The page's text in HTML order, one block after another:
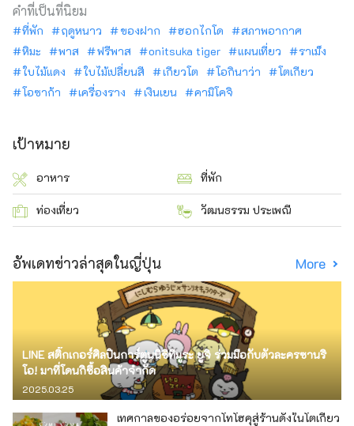
คำที่เป็นที่นิยม
ที่พัก ฤดูหนาว ของฝาก ฮอกไกโด
สภาพอากาศ
หิมะ
พาส ฟรีพาส onitsuka tiger แผนเที่ยว
ราเม็ง
ใบไม้แดง
ใบไม้เปลี่ยนสี เกียวโต โอกินาว่า
โตเกียว
โอซาก้า
เครื่องราง เงินเยน คามิโคจิ
เป้าหมาย
อาหาร ที่พัก
ท่องเที่ยว วัฒนธรรม ประเพณี
อัพเดทข่าวล่าสุดในญี่ปุ่น More
LINE สติ๊กเกอร์ศิลปินการ์ตูนนิชิทีมูระ ยูจิ ร่วมมือกับตัวละครซานริ
โอ! มาที่โดนกิซื้อสินค้าจำกัด
2025.03.25
เทศกาลของอร่อยจากโทโฮคุสู่ร้านดังในโตเกียว